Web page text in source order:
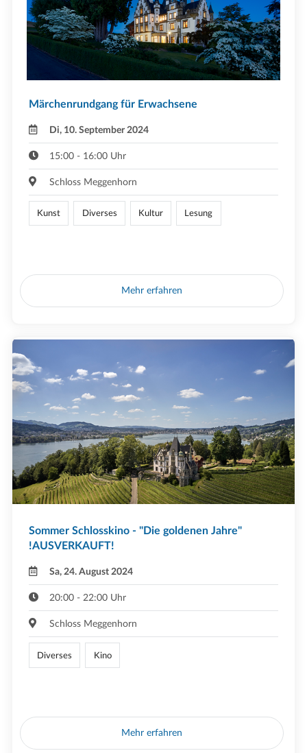
Märchenrundgang für Erwachsene
Di, 10. September 2024
15:00 - 16:00 Uhr
Schloss Meggenhorn
Kunst Diverses Kultur Lesung
Mehr erfahren
Sommer Schlosskino - "Die goldenen Jahre"
!AUSVERKAUFT!
Sa, 24. August 2024
20:00 - 22:00 Uhr
Schloss Meggenhorn
Diverses Kino
Mehr erfahren